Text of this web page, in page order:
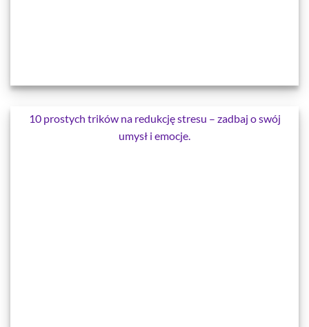
10 prostych trików na redukcję stresu – zadbaj o swój
umysł i emocje.